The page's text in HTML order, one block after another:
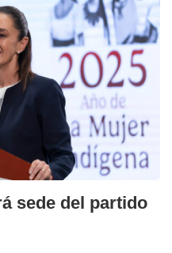
sede del partido